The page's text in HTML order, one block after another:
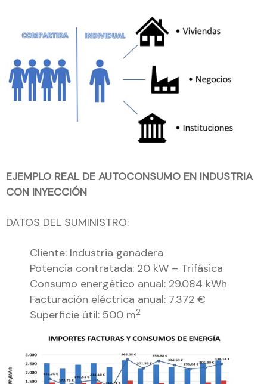
EJEMPLO REAL DE AUTOCONSUMO EN INDUSTRIA
CON INYECCIÓN
DATOS DEL SUMINISTRO:
Cliente: Industria ganadera
Potencia contratada: 20 kW – Trifásica
Consumo energético anual: 29.084 kWh
Facturación eléctrica anual: 7.372 €
Superficie útil: 500 m2